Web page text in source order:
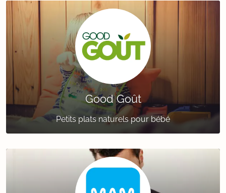
Good Goût
Petits plats naturels pour bébé